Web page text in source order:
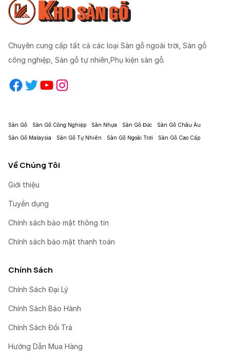
Chuyên cung cấp tất cả các loại Sàn gỗ ngoài trời, Sàn gỗ
công nghiệp, Sàn gỗ tự nhiên,Phụ kiện sàn gỗ.
Facebook Twitter YouTube Instagram
Sàn Gỗ Sàn Gỗ Công Nghiệp Sàn Nhựa Sàn Gỗ Đức Sàn Gỗ Châu Âu
Sàn Gỗ Malaysia Sàn Gỗ Tự Nhiên Sàn Gỗ Ngoài Trời Sàn Gỗ Cao Cấp
Về Chúng Tôi
Giới thiệu
Tuyển dụng
Chính sách bảo mật thông tin
Chính sách bảo mật thanh toán
Chính Sách
Chính Sách Đại Lý
Chính Sách Bảo Hành
Chính Sách Đổi Trả
Hướng Dẫn Mua Hàng